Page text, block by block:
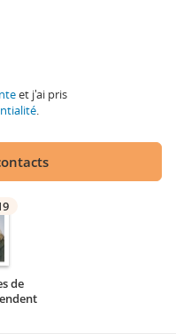
et j'ai pris
.
de